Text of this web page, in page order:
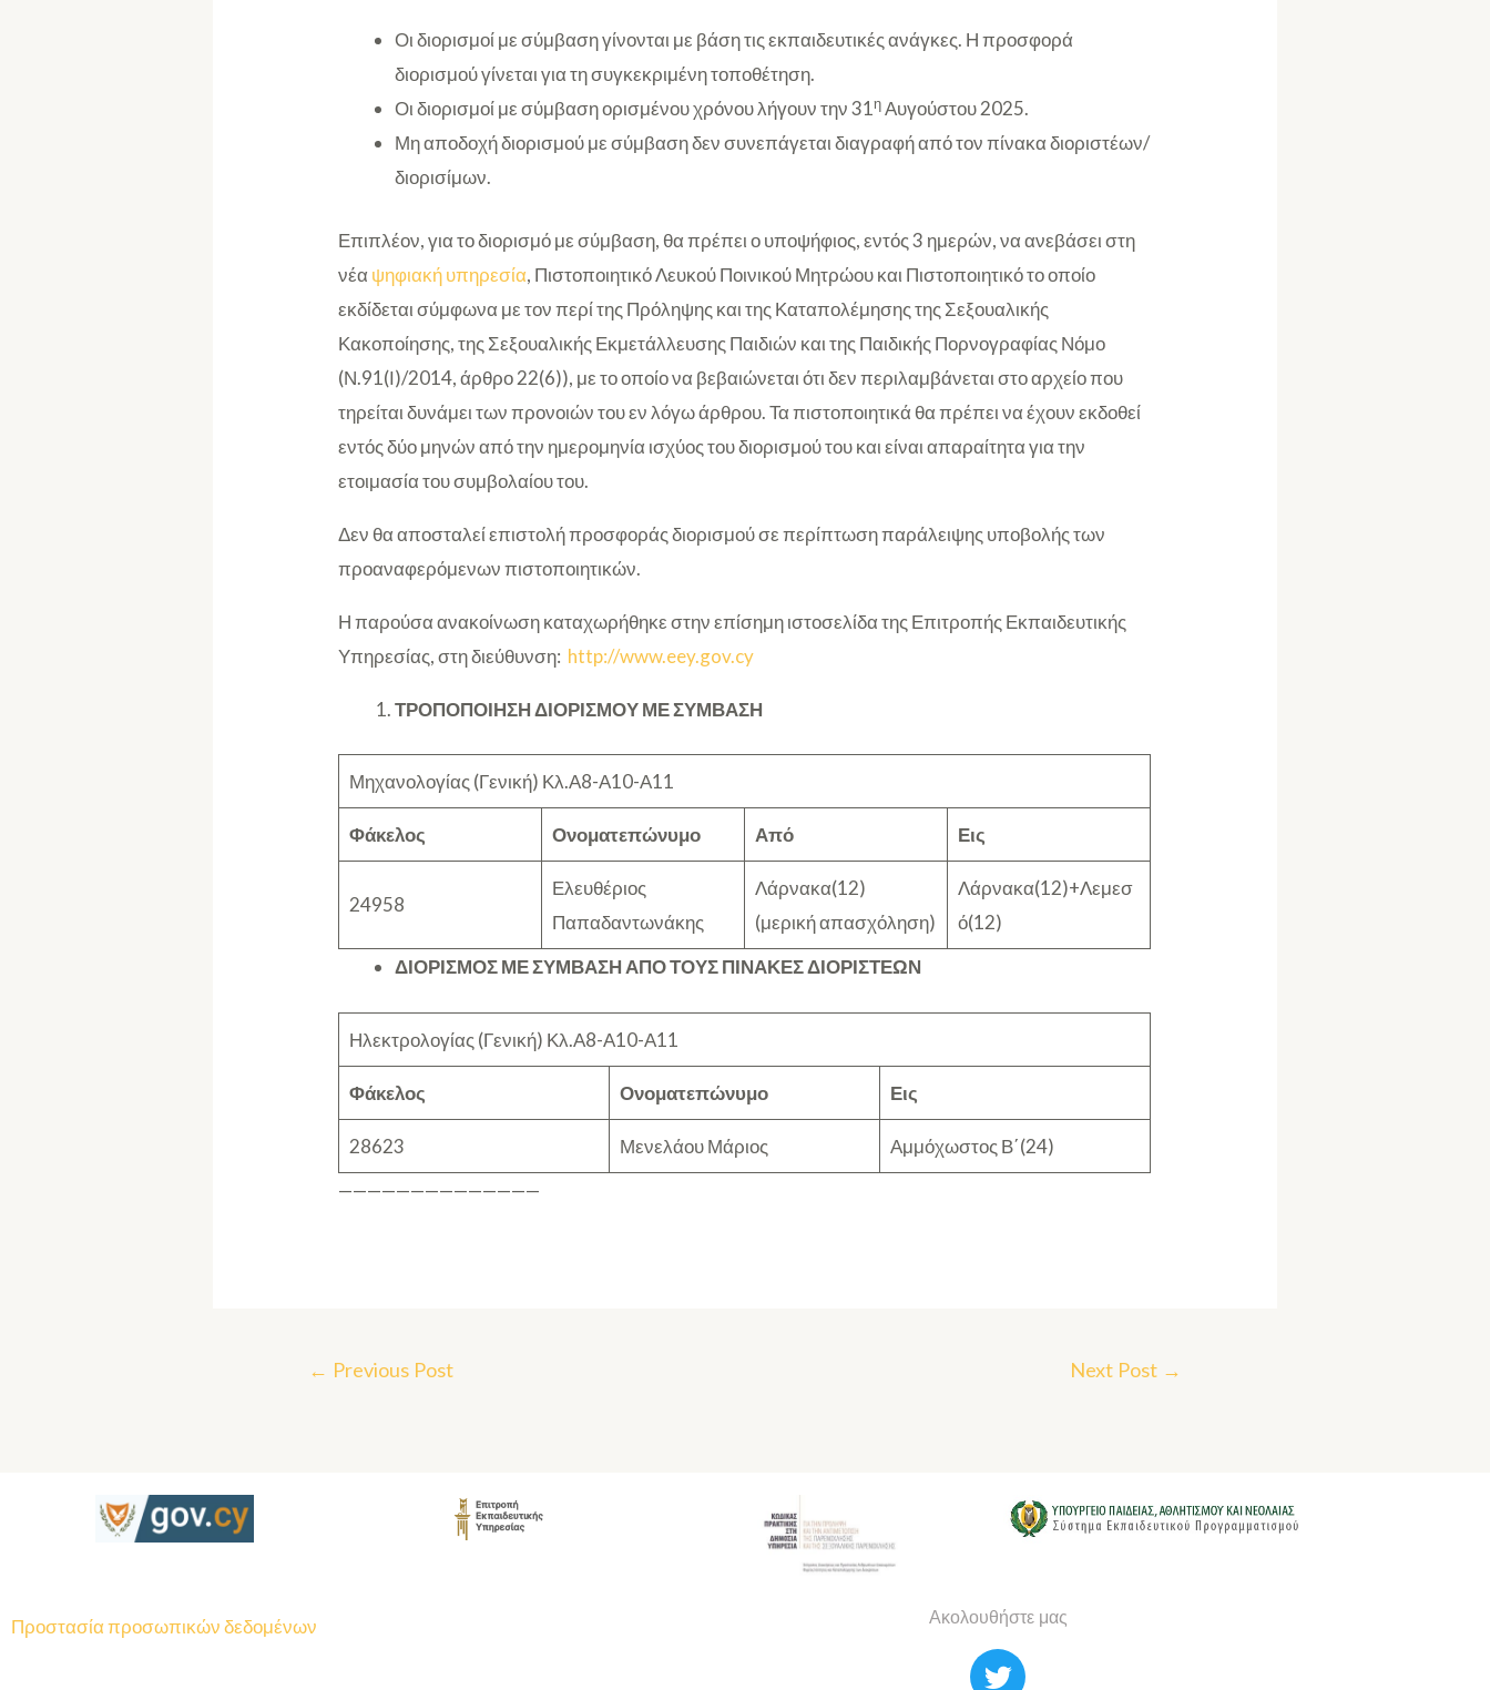
Οι διορισμοί με σύμβαση γίνονται με βάση τις εκπαιδευτικές ανάγκες. Η προσφορά
διορισμού γίνεται για τη συγκεκριμένη τοποθέτηση.
Οι διορισμοί με σύμβαση ορισμένου χρόνου λήγουν την 31ηΑυγούστου 2025.
Μη αποδοχή διορισμού με σύμβαση δεν συνεπάγεται διαγραφή από τον πίνακα διοριστέων/
διορισίμων.
Επιπλέον, για το διορισμό με σύμβαση, θα πρέπει ο υποψήφιος, εντός 3 ημερών, να ανεβάσει στη
νέα ψηφιακή υπηρεσία, Πιστοποιητικό Λευκού Ποινικού Μητρώου και Πιστοποιητικό το οποίο
εκδίδεται σύμφωνα με τον περί της Πρόληψης και της Καταπολέμησης της Σεξουαλικής
Κακοποίησης, της Σεξουαλικής Εκμετάλλευσης Παιδιών και της Παιδικής Πορνογραφίας Νόμο
(Ν.91(Ι)/2014, άρθρο 22(6)), με το οποίο να βεβαιώνεται ότι δεν περιλαμβάνεται στο αρχείο που
τηρείται δυνάμει των προνοιών του εν λόγω άρθρου. Τα πιστοποιητικά θα πρέπει να έχουν εκδοθεί
εντός δύο μηνών από την ημερομηνία ισχύος του διορισμού του και είναι απαραίτητα για την
ετοιμασία του συμβολαίου του.
Δεν θα αποσταλεί επιστολή προσφοράς διορισμού σε περίπτωση παράλειψης υποβολής των
προαναφερόμενων πιστοποιητικών.
Η παρούσα ανακοίνωση καταχωρήθηκε στην επίσημη ιστοσελίδα της Επιτροπής Εκπαιδευτικής
Υπηρεσίας, στη διεύθυνση: http://www.eey.gov.cy
ΤΡΟΠΟΠΟΙΗΣΗ ΔΙΟΡΙΣΜΟΥ ΜΕ ΣΥΜΒΑΣΗ
Μηχανολογίας (Γενική) Κλ.Α8-Α10-Α11
Φάκελος Ονοματεπώνυμο Από Εις
24958
Ελευθέριος
Παπαδαντωνάκης
Λάρνακα(12)
(μερική απασχόληση)
Λάρνακα(12)+Λεμεσ
ό(12)
ΔΙΟΡΙΣΜΟΣ ΜΕ ΣΥΜΒΑΣΗ ΑΠΟ ΤΟΥΣ ΠΙΝΑΚΕΣ ΔΙΟΡΙΣΤΕΩΝ
Ηλεκτρολογίας (Γενική) Κλ.Α8-Α10-Α11
Φάκελος Ονοματεπώνυμο Εις
28623 Μενελάου Μάριος
Αμμόχωστος Β΄(24)
——————————————
← Previous Post Next Post →
Προστασία προσωπικών δεδομένων Ακολουθήστε μας